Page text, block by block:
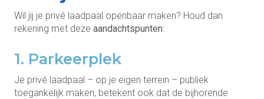
Wil jij je privé laadpaal openbaar maken? Houd dan
rekening met deze aandachtspunten:
1. Parkeerplek
Je privé laadpaal – op je eigen terrein – publiek
toegankelijk maken, betekent ook dat de bijhorende